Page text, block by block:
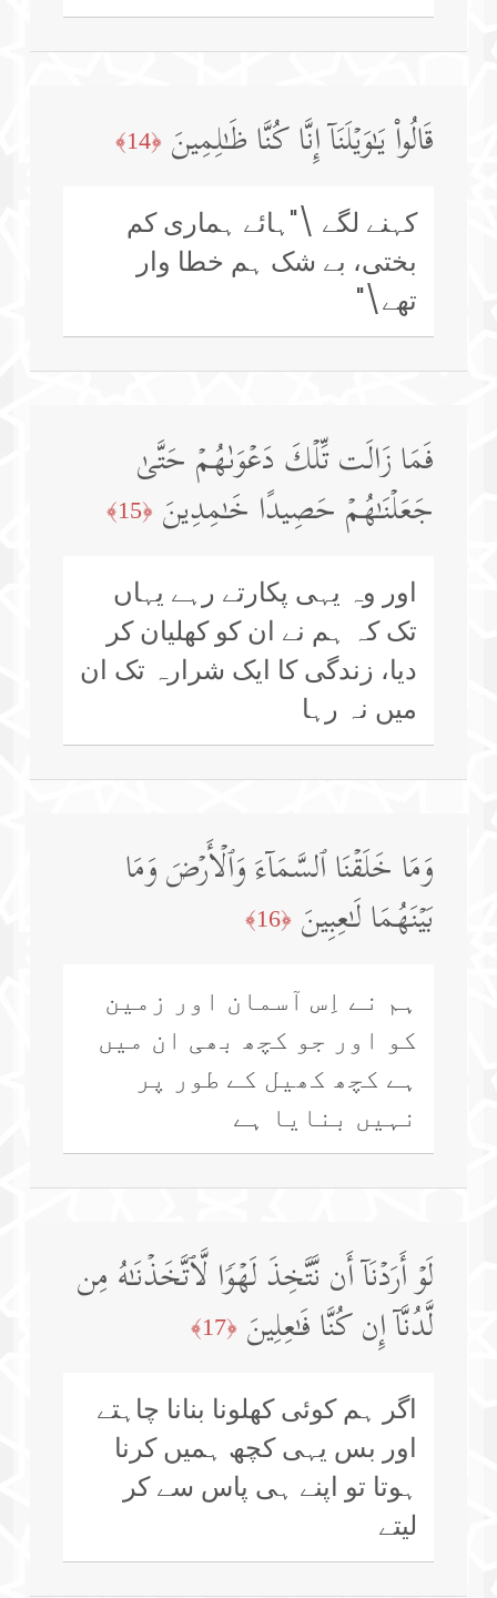
قَالُوا۟ یَـٰوَیۡلَنَاۤ إِنَّا كُنَّا ظَـٰلِمِینَ ﴿14﴾
کہنے لگے \"ہائے ہماری کم
بختی، بے شک ہم خطا وار
تھے\"
فَمَا زَالَت تِّلۡكَ دَعۡوَىٰهُمۡ حَتَّىٰ
جَعَلۡنَـٰهُمۡ حَصِیدًا خَـٰمِدِینَ ﴿15﴾
اور وہ یہی پکارتے رہے یہاں
تک کہ ہم نے ان کو کھلیان کر
دیا، زندگی کا ایک شرارہ تک ان
میں نہ رہا
وَمَا خَلَقۡنَا ٱلسَّمَاۤءَ وَٱلۡأَرۡضَ وَمَا
بَیۡنَهُمَا لَـٰعِبِینَ ﴿16﴾
ہم نے اِس آسمان اور زمین
کو اور جو کچھ بھی ان میں
ہے کچھ کھیل کے طور پر
نہیں بنایا ہے
لَوۡ أَرَدۡنَاۤ أَن نَّتَّخِذَ لَهۡوࣰا لَّٱتَّخَذۡنَـٰهُ مِن
لَّدُنَّاۤ إِن كُنَّا فَـٰعِلِینَ ﴿17﴾
اگر ہم کوئی کھلونا بنانا چاہتے
اور بس یہی کچھ ہمیں کرنا
ہوتا تو اپنے ہی پاس سے کر
لیتے